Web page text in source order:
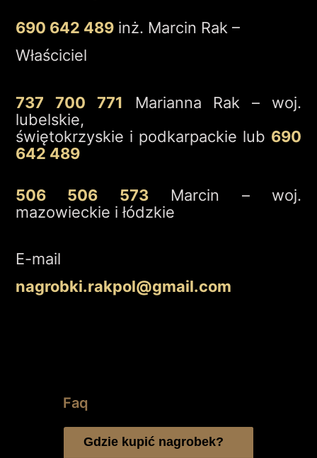
690 642 489inż. Marcin Rak –
Właściciel
737 700 771 Marianna Rak – woj.
lubelskie,
świętokrzyskie i podkarpackie lub 690
642 489
506 506 573Marcin – woj.
mazowieckie i łódzkie
E-mail
nagrobki.rakpol@gmail.com
Faq
Gdzie kupić nagrobek?